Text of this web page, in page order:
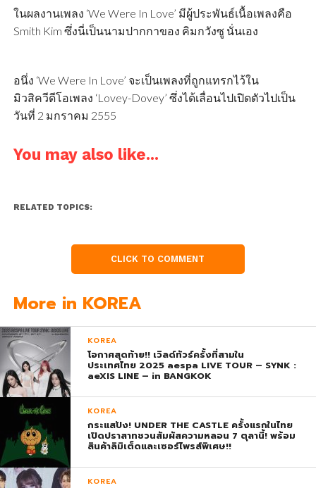
ในผลงานเพลง ‘We Were In Love’ มีผู้ประพันธ์เนื้อเพลงคือ
Smith Kim ซึ่งนี่เป็นนามปากกาของ คิมกวังซู นั่นเอง
อนึ่ง ‘We Were In Love’ จะเป็นเพลงที่ถูกแทรกไว้ใน
มิวสิควีดีโอเพลง ‘Lovey-Dovey’ ซึ่งได้เลื่อนไปเปิดตัวไปเป็น
วันที่ 2 มกราคม 2555
You may also like...
RELATED TOPICS:
CLICK TO COMMENT
More in KOREA
KOREA
โอกาศสุดท้าย!! เวิลด์ทัวร์ครั้งที่สามใน
ประเทศไทย 2025 aespa LIVE TOUR – SYNK :
aeXIS LINE – in BANGKOK
KOREA
กระแสปัง! UNDER THE CASTLE ครั้งแรกในไทย
เปิดปราสาทชวนสัมผัสความหลอน 7 ตุลานี้! พร้อม
สินค้าลิมิเต็ดและเซอร์ไพรส์พิเศษ!!
KOREA